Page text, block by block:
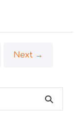
Next →